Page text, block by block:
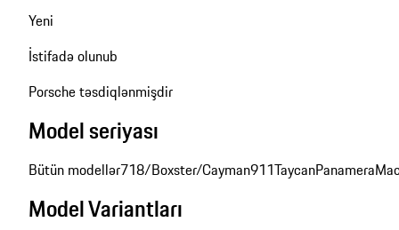
Yeni
İstifadə olunub
Porsche təsdiqlənmişdir
Model seriyası
Bütün modellər718/Boxster/Cayman911TaycanPanamera
Model Variantları